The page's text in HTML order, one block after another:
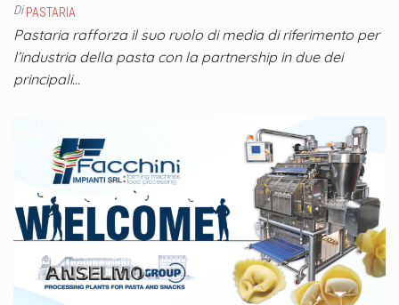
Di PASTARIA
Pastaria rafforza il suo ruolo di media di riferimento per
l’industria della pasta con la partnership in due dei
principali…